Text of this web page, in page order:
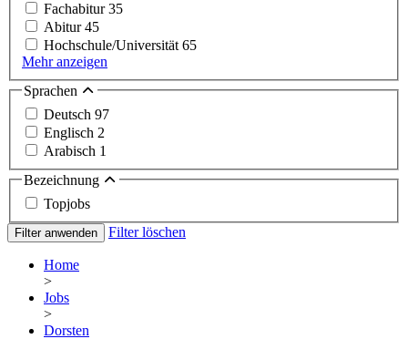
Fachabitur35
Abitur45
Hochschule/Universität65
Mehr anzeigen
Sprachen
Deutsch 97
Englisch 2
Arabisch 1
Bezeichnung
Topjobs
Filter anwenden Filter löschen
Home
>
Jobs
>
Dorsten